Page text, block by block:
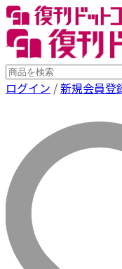
ログイン /新規会員登